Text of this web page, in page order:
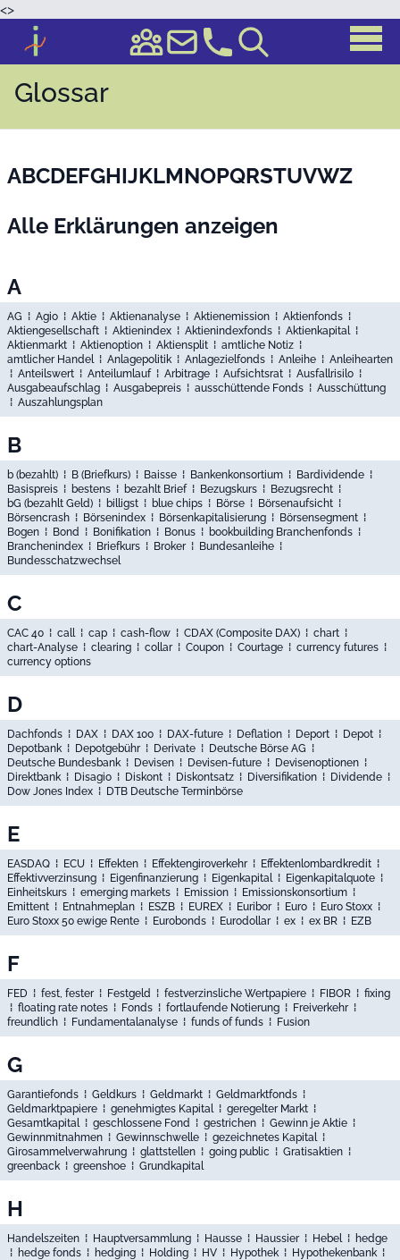
<>
Glossar
Alle Erklärungen anzeigen
ABCDEFGHIJKLMNOPQRSTUVWZ
A
AG ⁞ Agio ⁞ Aktie ⁞ Aktienanalyse ⁞ Aktienemission ⁞ Aktienfonds ⁞
Aktiengesellschaft ⁞ Aktienindex ⁞ Aktienindexfonds ⁞ Aktienkapital⁞
Aktienmarkt ⁞ Aktienoption ⁞ Aktiensplit ⁞ amtliche Notiz ⁞
amtlicher Handel⁞ Anlagepolitik⁞ Anlagezielfonds ⁞ Anleihe ⁞ Anleihearten
⁞ Anteilswert ⁞ Anteilumlauf ⁞ Arbitrage ⁞ Aufsichtsrat ⁞ Ausfallrisilo ⁞
Ausgabeaufschlag ⁞ Ausgabepreis ⁞ ausschüttende Fonds ⁞ Ausschüttung
⁞ Auszahlungsplan
B
b (bezahlt) ⁞ B (Briefkurs) ⁞ Baisse ⁞ Bankenkonsortium ⁞ Bardividende ⁞
Basispreis ⁞ bestens ⁞ bezahlt Brief ⁞ Bezugskurs ⁞ Bezugsrecht ⁞
bG (bezahlt Geld) ⁞ billigst ⁞ blue chips ⁞ Börse ⁞ Börsenaufsicht ⁞
Börsencrash ⁞ Börsenindex ⁞ Börsenkapitalisierung ⁞ Börsensegment ⁞
Bogen ⁞ Bond ⁞ Bonifikation ⁞ Bonus ⁞ bookbuilding Branchenfonds ⁞
Branchenindex ⁞ Briefkurs ⁞ Broker⁞ Bundesanleihe ⁞
Bundesschatzwechsel
C
CAC 40 ⁞ call⁞ cap ⁞ cash-flow ⁞ CDAX (Composite DAX) ⁞ chart ⁞
chart-Analyse ⁞ clearing ⁞ collar⁞ Coupon ⁞ Courtage ⁞ currency futures ⁞
currency options
D
Dachfonds ⁞ DAX ⁞ DAX 100 ⁞ DAX-future ⁞ Deflation ⁞ Deport ⁞ Depot ⁞
Depotbank⁞ Depotgebühr⁞ Derivate ⁞ Deutsche Börse AG ⁞
Deutsche Bundesbank⁞ Devisen ⁞ Devisen-future ⁞ Devisenoptionen ⁞
Direktbank⁞ Disagio ⁞ Diskont ⁞ Diskontsatz ⁞ Diversifikation ⁞ Dividende ⁞
Dow Jones Index ⁞ DTB Deutsche Terminbörse
E
EASDAQ ⁞ ECU ⁞ Effekten ⁞ Effektengiroverkehr⁞ Effektenlombardkredit ⁞
Effektivverzinsung ⁞ Eigenfinanzierung ⁞ Eigenkapital⁞ Eigenkapitalquote ⁞
Einheitskurs ⁞ emerging markets ⁞ Emission ⁞ Emissionskonsortium ⁞
Emittent ⁞ Entnahmeplan ⁞ ESZB ⁞ EUREX ⁞ Euribor⁞ Euro ⁞ Euro Stoxx ⁞
Euro Stoxx 50 ewige Rente ⁞ Eurobonds ⁞ Eurodollar⁞ ex ⁞ ex BR ⁞ EZB
F
FED ⁞ fest, fester⁞ Festgeld ⁞ festverzinsliche Wertpapiere ⁞ FIBOR ⁞ fixing
⁞ floating rate notes ⁞ Fonds ⁞ fortlaufende Notierung ⁞ Freiverkehr⁞
freundlich ⁞ Fundamentalanalyse ⁞ funds of funds ⁞ Fusion
G
Garantiefonds ⁞ Geldkurs ⁞ Geldmarkt ⁞ Geldmarktfonds ⁞
Geldmarktpapiere ⁞ genehmigtes Kapital⁞ geregelter Markt ⁞
Gesamtkapital⁞ geschlossene Fond ⁞ gestrichen ⁞ Gewinn je Aktie ⁞
Gewinnmitnahmen ⁞ Gewinnschwelle ⁞ gezeichnetes Kapital⁞
Girosammelverwahrung ⁞ glattstellen ⁞ going public ⁞ Gratisaktien ⁞
greenback⁞ greenshoe ⁞ Grundkapital
H
Handelszeiten ⁞ Hauptversammlung ⁞ Hausse ⁞ Haussier⁞ Hebel⁞ hedge
⁞ hedge fonds ⁞ hedging ⁞ Holding ⁞ HV ⁞ Hypothek⁞ Hypothekenbank⁞